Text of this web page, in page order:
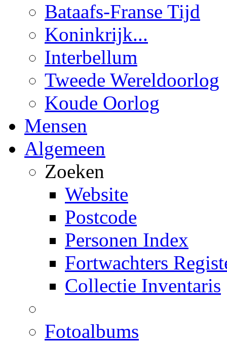
Bataafs-Franse Tijd
Koninkrijk...
Interbellum
Tweede Wereldoorlog
Koude Oorlog
Mensen
Algemeen
Zoeken
Website
Postcode
Personen Index
Fortwachters
Collectie Inventaris
Fotoalbums